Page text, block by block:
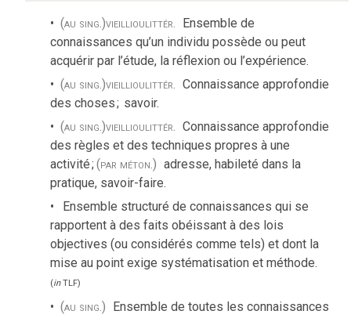
(au sing.)vieillioulittér. Ensemble de
connaissances qu’un individu possède ou peut
acquérir par l’étude, la réflexion ou l’expérience.
(au sing.)vieillioulittér. Connaissance approfondie
des choses; savoir.
(au sing.)vieillioulittér. Connaissance approfondie
des règles et des techniques propres à une
activité;(par méton.) adresse, habileté dans la
pratique, savoir-faire.
Ensemble structuré de connaissances qui se
rapportent à des faits obéissant à des lois
objectives (ou considérés comme tels) et dont la
mise au point exige systématisation et méthode.
(inTLF)
(au sing.) Ensemble de toutes les connaissances